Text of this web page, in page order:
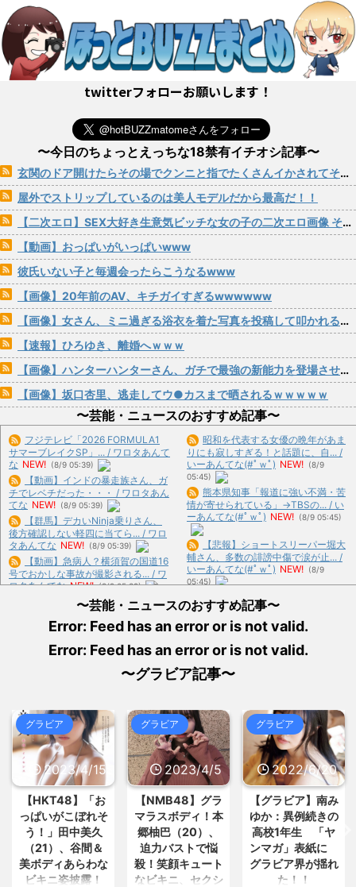
twitterフォローお願いします！
〜今日のちょっとえっちな18禁有イチオシ記事〜
玄関のドア開けたらその場でクンニと指でたくさんイかされてそのままパコられる女の子
屋外でストリップしているのは美人モデルだから最高だ！！
【二次エロ】SEX大好き生意気ビッチな女の子の二次エロ画像 その201
【動画】おっぱいがいっぱいwww
彼氏いない子と毎週会ったらこうなるwww
【画像】20年前のAV、キチガイすぎるwwwwww
【画像】女さん、ミニ過ぎる浴衣を着た写真を投稿して叩かれるｗｗｗｗ
【速報】ひろゆき、離婚へｗｗｗ
【画像】ハンターハンターさん、ガチで最強の新能力を登場させてしまうｗｗｗｗｗｗｗ
【画像】坂口杏里、逃走してウ●カスまで晒されるｗｗｗｗｗ
〜芸能・ニュースのおすすめ記事〜
フジテレビ「2026 FORMULA1
サマーブレイクSP」... / ワロタあんて
な NEW! (8/9 05:39)
【動画】インドの暴走族さん、ガ
チでレベチだった・・・ / ワロタあん
てな NEW! (8/9 05:39)
【群馬】デカいNinja乗りさん、
後方確認しない軽四に当てら... / ワロ
タあんてな NEW! (8/9 05:39)
【動画】急病人？横須賀の国道16
号でおかしな事故が撮影される... / ワ
ロタあんてな NEW! (8/9 05:39)
元いいとも青年隊、中居正広
の”素顔”を暴露 / ワロタあんてな
(8/9 05:39)
ニングとか情弱だろｗ膝は消耗品... /
(8/9 04:53)
おまとめ : おすすめ NEW! (8/9 04:33)
【悲報】東科大医学部卒の美人
YouTuber、直美で炎上ww... / おまと
め : おすすめ NEW! (8/9 04:29)
【画像】女さん「髪染めてもらっ
た♪」ﾊﾟｼｬ⇠『胸』にしか目... / おま
とめ : おすすめ NEW! (8/9 04:29)
【議論】儒教「年上を敬え、目上
に逆らうな、秩序を守れ」←これ... /
おまとめ : おすすめ NEW! (8/9 04:03)
【信長の野望・新生】米問屋をど
昭和を代表する女優の晩年があま
りにも寂しすぎる！と話題に、自... /
いーあんてな(#ﾟｗﾟ) NEW! (8/9
05:45)
熊本県知事「報道に強い不満・苦
情が寄せられている」→TBSの... / い
ーあんてな(#ﾟｗﾟ) NEW! (8/9 05:45)
【悲報】ショートスリーパー堀大
輔さん、多数の誹謗中傷で涙が止... /
いーあんてな(#ﾟｗﾟ) NEW! (8/9
05:45)
反高市で有名な某野党議員が不正
な投票支援を受けていた過去が発... /
いーあんてな(#ﾟｗﾟ) NEW!
05:45)
「申し訳ないけど絵が完璧すぎて
てな(#ﾟｗﾟ)
5chまとめMAP(総合) NEW!
(8/9
05:43)
ソニーの新作MARVEL Tōkonが発
売されたけどどうなん... / 5chまとめ
MAP(総合)
NEW! (8/9 05:33)
【芸能】元日向坂46・松田好花、
食中毒で「腹痛とおう吐と下痢... /
5chまとめMAP(総合) NEW! (8/9
05:31)
【画像】あのちゃん、なんか別人
になる / 5chまとめMAP(総合) NEW!
(8/9 05:07)
【仰天】ドイツ人「熊本で日本人
〜芸能・ニュースのおすすめ記事〜
Error: Feed has an error or is not valid.
Error: Feed has an error or is not valid.
〜グラビア記事〜
グラビア
2023/4/5
【NMB48】グラ
マラスボディ！本
郷柚巴（20）、
迫力バストで悩
殺！笑顔キュート
なビキニ、セクシ
グラビア
2022/6/20
【グラビア】南み
ゆか：異例続きの
高校1年生 「ヤ
ンマガ」表紙に
グラビア界が揺れ
た！！
グラビア
2022/6/18
【速報です!!!】中
川翔子「写真集」
2位 8キロ減の
ランジェリーカッ
トほか「今まで以
上に攻めた」過去